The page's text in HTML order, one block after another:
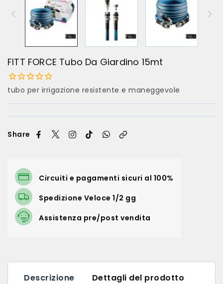
FITT FORCE Tubo Da Giardino 15mt
tubo per irrigazione resistente e maneggevole
Share
Circuiti e pagamenti sicuri al 100%
Spedizione Veloce 1/2 gg
Assistenza pre/post vendita
Descrizione Dettagli del prodotto